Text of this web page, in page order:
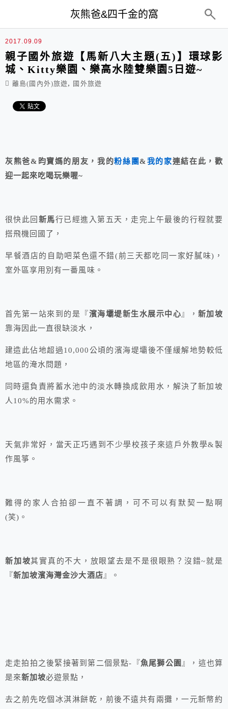
灰熊爸&四千金的窩
2017.09.09
親子國外旅遊【馬新八大主題(五)】環球影
城、Kitty樂園、樂高水陸雙樂園5日遊~
離島(國內外)旅遊, 國外旅遊
灰熊爸&昀寶媽的朋友，我的粉絲團 &我的家連結在此，歡
迎一起來吃喝玩樂喔~
很快此回 新馬行已經進入第五天，走完上午最後的行程就要
搭飛機回國了，
早餐酒店的自助吧菜色還不錯(前三天都吃同一家好膩味)，
室外區享用別有一番風味。
首先第一站來到的是『濱海壩堤新生水展示中心』， 新加坡
靠海因此一直很缺淡水，
建造此佔地超過10,000公頃的濱海堤壩後不僅緩解地勢較低
地區的淹水問題，
同時還負責將蓄水池中的淡水轉換成飲用水，解決了新加坡
人10%的用水需求​​。
天氣非常好，當天正巧遇到不少學校孩子來這戶外教學&製
作風箏。
難得的家人合拍卻一直不著調，可不可以有默契一點啊
(笑)。
新加坡其實真的不大，放眼望去是不是很眼熟？沒錯~就是
『新加坡濱海灣金沙大酒店』。
走走拍拍之後緊接著到第二個景點-『魚尾獅公園』，這也算
是來新加坡必遊景點，
去之前先吃個冰淇淋餅乾，前後不遠共有兩攤，一元新幣約